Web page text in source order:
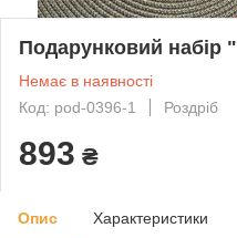
Подарунковий набір
Немає в наявності
Код: pod-0396-1
Роздріб
893 ₴
Опис Характеристики